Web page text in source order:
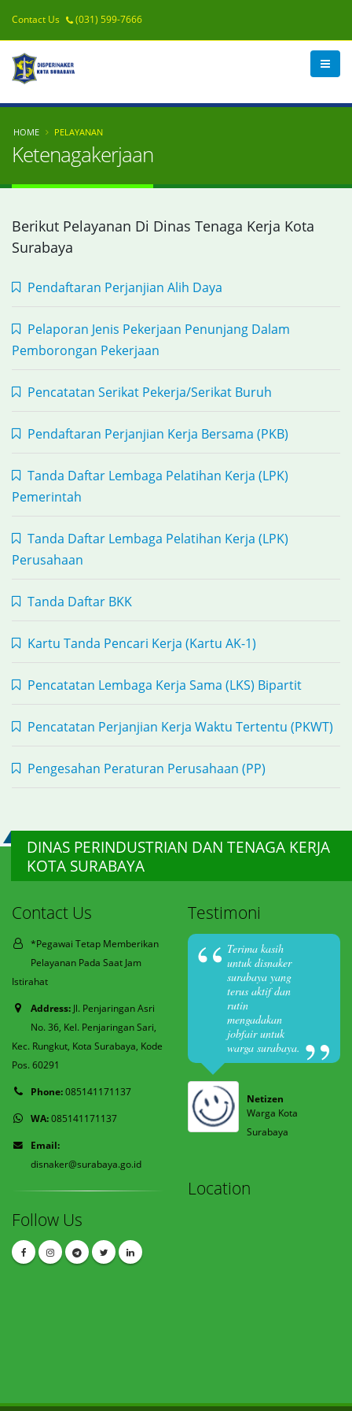
Contact Us (031) 599-7666
HOME PELAYANAN
Ketenagakerjaan
Berikut Pelayanan Di Dinas Tenaga Kerja Kota
Surabaya
Pendaftaran Perjanjian Alih Daya
Pelaporan Jenis Pekerjaan Penunjang Dalam
Pemborongan Pekerjaan
Pencatatan Serikat Pekerja/Serikat Buruh
Pendaftaran Perjanjian Kerja Bersama (PKB)
Tanda Daftar Lembaga Pelatihan Kerja (LPK)
Pemerintah
Tanda Daftar Lembaga Pelatihan Kerja (LPK)
Perusahaan
Tanda Daftar BKK
Kartu Tanda Pencari Kerja (Kartu AK-1)
Pencatatan Lembaga Kerja Sama (LKS) Bipartit
Pencatatan Perjanjian Kerja Waktu Tertentu (PKWT)
Pengesahan Peraturan Perusahaan (PP)
DINAS PERINDUSTRIAN DAN TENAGA KERJA
KOTA SURABAYA
Contact Us
*Pegawai Tetap Memberikan
Pelayanan Pada Saat Jam
Istirahat
Address: Jl. Penjaringan Asri
No. 36, Kel. Penjaringan Sari,
Kec. Rungkut, Kota Surabaya, Kode
Pos. 60291
Phone:085141171137
WA:085141171137
Email:
disnaker@surabaya.go.id
Follow Us
Testimoni
Terima kasih
untuk disnaker
surabaya yang
terus aktif dan
rutin
mengadakan
jobfair untuk
warga surabaya.
Netizen
Warga Kota
Surabaya
Location